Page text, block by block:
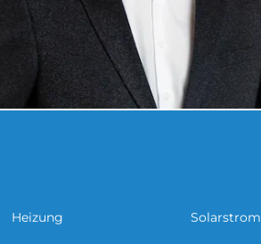
Heizung Solarstrom